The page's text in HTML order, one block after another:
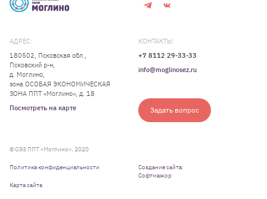
АДРЕС:
180502, Псковская обл.,
Псковский р-н,
д. Моглино,
зона ОСОБАЯ ЭКОНОМИЧЕСКАЯ
ЗОНА ППТ «Моглино», д. 18
Посмотреть на карте
КОНТАКТЫ:
+7 8112 29-33-33
info@moglinosez.ru
Задать вопрос
© ОЭЗ ППТ «Моглино», 2020
Политика конфиденциальности
Карта сайта
Создание сайта:
Софтмажор